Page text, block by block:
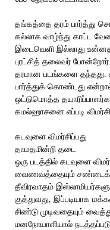
தங்கத்தை தரம் பார்த்து
கல்லாக வாழ்ந்து காட்ட
இடைவெளி இல்லாது
புரட்சித் தலைவர்
தரமான படங்களை தந்தது.
பார்த்துக் கொண்டது
ஒட்டுமொத்த
கமல்ஹாசனை எப்படி
கடவுளை விமர்சிப்பது
தாமதமின்றி தடை
ஒரு படத்தில் கடவுளை
வைணவத்தையும் சண்டைக்கு
தீவிரவாதம்
குத்துவது, இப்படியாக
சிண்டு முடிவதையும்
மனநோயாளியால்